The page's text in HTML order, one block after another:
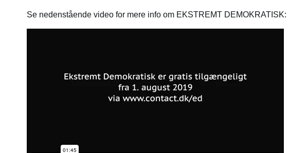
Se nedenstående video for mere info om EKSTREMT DEMOKRATISK: